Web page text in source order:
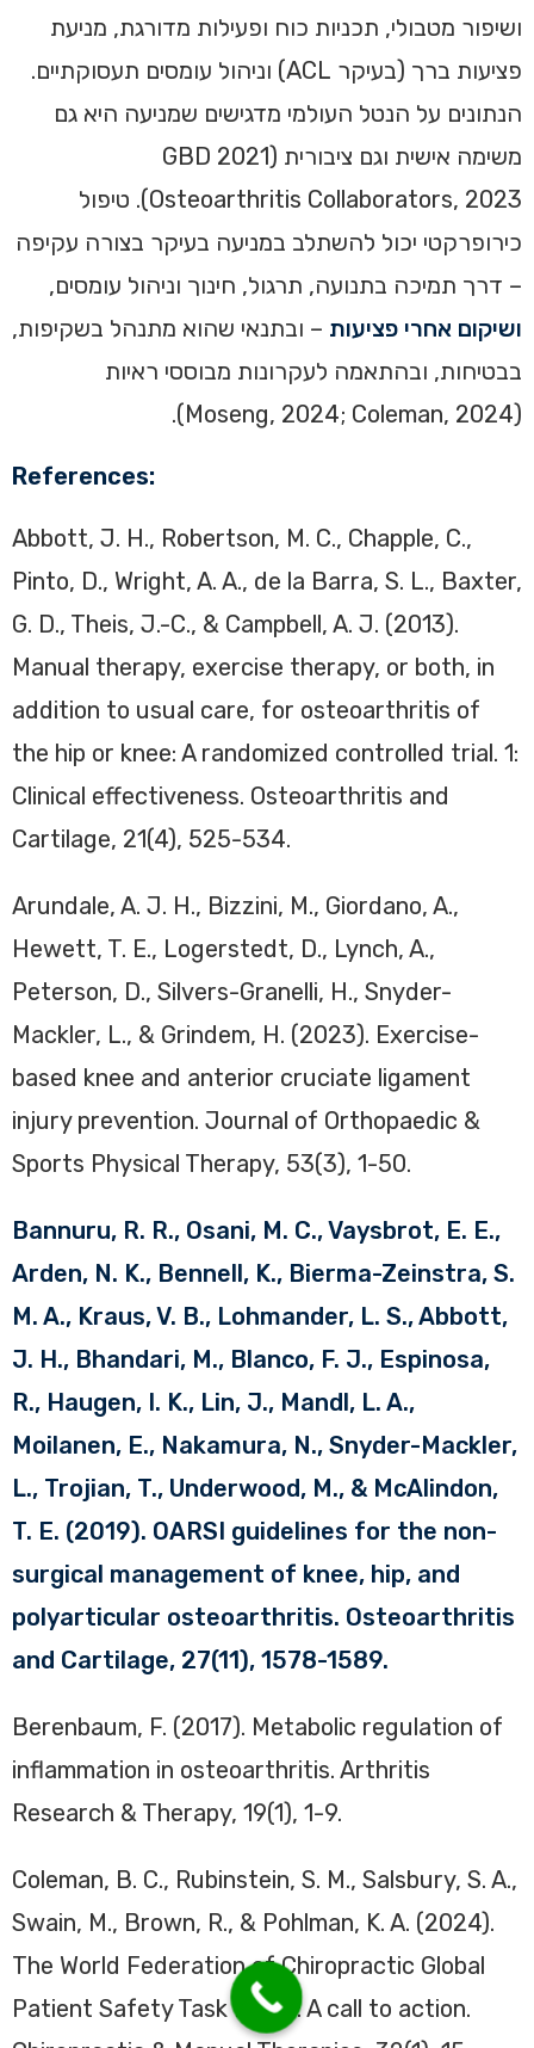
ושיפור מטבולי, תכניות כוח ופעילות מדורגת, מניעת
פציעות ברך (בעיקר ACL) וניהול עומסים תעסוקתיים.
הנתונים על הנטל העולמי מדגישים שמניעה היא גם
משימה אישית וגם ציבורית (GBD 2021
Osteoarthritis Collaborators, 2023). טיפול
כירופרקטי יכול להשתלב במניעה בעיקר בצורה עקיפה
– דרך תמיכה בתנועה, תרגול, חינוך וניהול עומסים,
ושיקום אחרי פציעות – ובתנאי שהוא מתנהל בשקיפות,
בבטיחות, ובהתאמה לעקרונות מבוססי ראיות
(Moseng, 2024; Coleman, 2024).
References:
Abbott, J. H., Robertson, M. C., Chapple, C.,
Pinto, D., Wright, A. A., de la Barra, S. L., Baxter,
G. D., Theis, J.-C., & Campbell, A. J. (2013).
Manual therapy, exercise therapy, or both, in
addition to usual care, for osteoarthritis of
the hip or knee: A randomized controlled trial. 1:
Clinical effectiveness. Osteoarthritis and
Cartilage, 21(4), 525-534.
Arundale, A. J. H., Bizzini, M., Giordano, A.,
Hewett, T. E., Logerstedt, D., Lynch, A.,
Peterson, D., Silvers-Granelli, H., Snyder-
Mackler, L., & Grindem, H. (2023). Exercise-
based knee and anterior cruciate ligament
injury prevention. Journal of Orthopaedic &
Sports Physical Therapy, 53(3), 1-50.
Bannuru, R. R., Osani, M. C., Vaysbrot, E. E.,
Arden, N. K., Bennell, K., Bierma-Zeinstra, S.
M. A., Kraus, V. B., Lohmander, L. S., Abbott,
J. H., Bhandari, M., Blanco, F. J., Espinosa,
R., Haugen, I. K., Lin, J., Mandl, L. A.,
Moilanen, E., Nakamura, N., Snyder-Mackler,
L., Trojian, T., Underwood, M., & McAlindon,
T. E. (2019). OARSI guidelines for the non-
surgical management of knee, hip, and
polyarticular osteoarthritis. Osteoarthritis
and Cartilage, 27(11), 1578-1589.
Berenbaum, F. (2017). Metabolic regulation of
inflammation in osteoarthritis. Arthritis
Research & Therapy, 19(1), 1-9.
Coleman, B. C., Rubinstein, S. M., Salsbury, S. A.,
Swain, M., Brown, R., & Pohlman, K. A. (2024).
The World Federation of Chiropractic Global
Patient Safety Task Force: A call to action.